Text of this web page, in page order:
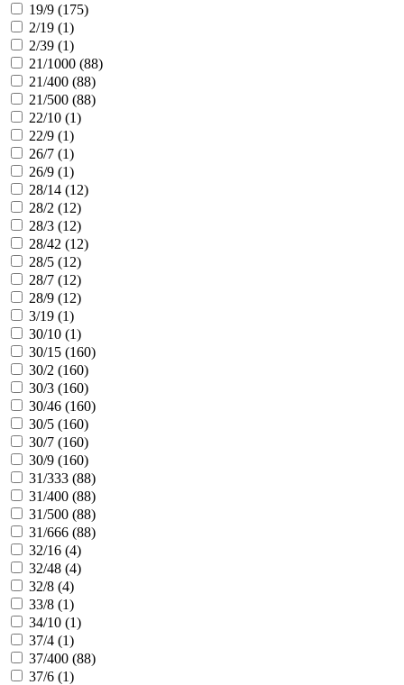
19/9 (175)
2/19 (1)
2/39 (1)
21/1000 (88)
21/400 (88)
21/500 (88)
22/10 (1)
22/9 (1)
26/7 (1)
26/9 (1)
28/14 (12)
28/2 (12)
28/3 (12)
28/42 (12)
28/5 (12)
28/7 (12)
28/9 (12)
3/19 (1)
30/10 (1)
30/15 (160)
30/2 (160)
30/3 (160)
30/46 (160)
30/5 (160)
30/7 (160)
30/9 (160)
31/333 (88)
31/400 (88)
31/500 (88)
31/666 (88)
32/16 (4)
32/48 (4)
32/8 (4)
33/8 (1)
34/10 (1)
37/4 (1)
37/400 (88)
37/6 (1)